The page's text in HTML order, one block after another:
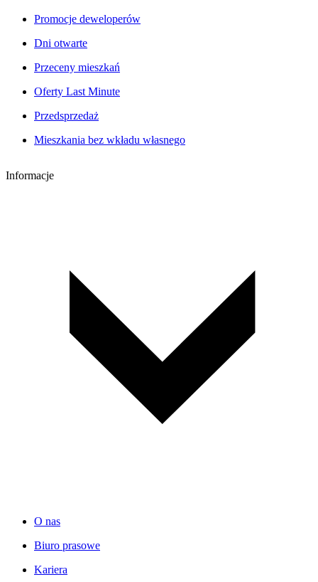
Promocje deweloperów
Dni otwarte
Przeceny mieszkań
Oferty Last Minute
Przedsprzedaż
Mieszkania bez wkładu własnego
Informacje
O nas
Biuro prasowe
Kariera